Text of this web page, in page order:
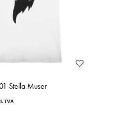
Stella Muser